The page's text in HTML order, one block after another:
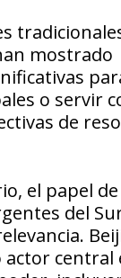
mostrado
o servir
de
el papel
del
actor central